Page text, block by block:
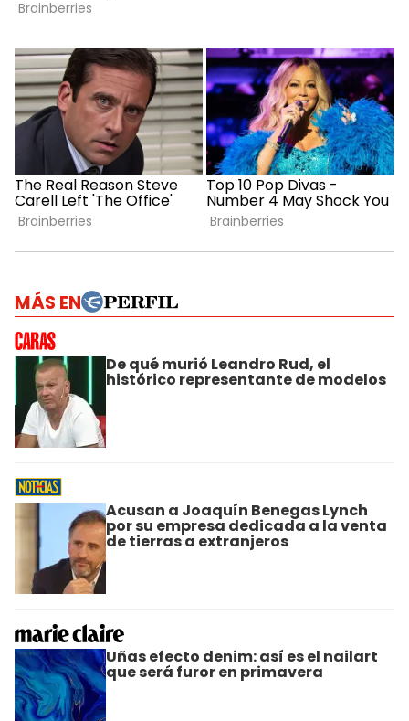
MÁS EN
De qué murió Leandro Rud, el
histórico representante de modelos
Acusan a Joaquín Benegas Lynch
por su empresa dedicada a la venta
de tierras a extranjeros
Uñas efecto denim: así es el nailart
que será furor en primavera